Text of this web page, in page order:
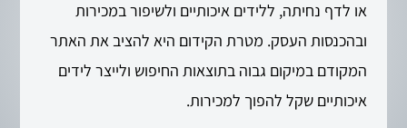
או לדף נחיתה, ללידים איכותיים ולשיפור במכירות
ובהכנסות העסק. מטרת הקידום היא להציב את האתר
המקודם במיקום גבוה בתוצאות החיפוש ולייצר לידים
איכותיים שקל להפוך למכירות.